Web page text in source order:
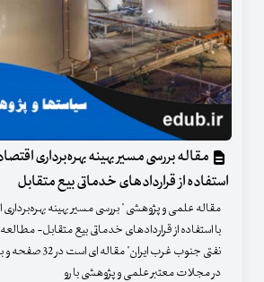
مقاله بررسی مسیر بهینه بهره‌برداری
استفاده از قراردادهای خدماتی بیع متقابل
مقاله علمی و پژوهشی " بررسی مسیر بهینه بهره‌برداری
با استفاده از قراردادهای خدماتی بیع متقابل-
در مجلات معتبر علمی و پژوهشی با رو